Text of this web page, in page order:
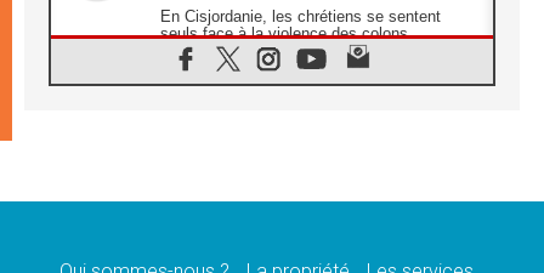
En Cisjordanie, les chrétiens se sentent
seuls face à la violence des colons
08.08.2026
Léon XIV au sanctuaire de Notre Dame du
08.08.2026